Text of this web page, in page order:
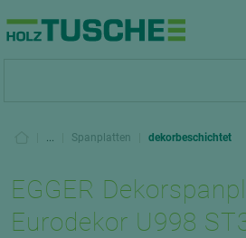
... Spanplatten dekorbeschichtet
EGGER
Eurodekor U998